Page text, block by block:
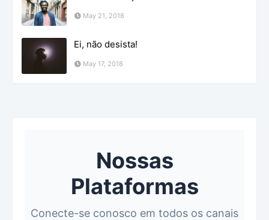
May 21, 2018
Ei, não desista!
May 17, 2018
Nossas
Plataformas
Conecte-se conosco em todos os canais